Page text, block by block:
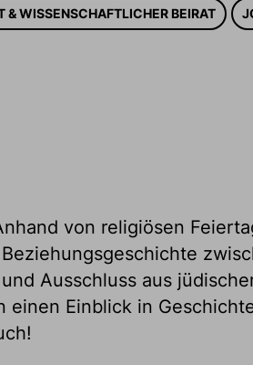
& WISSENSCHAFTLICHER BEIRAT
von religiösen
Ausschluss aus
Einblick in